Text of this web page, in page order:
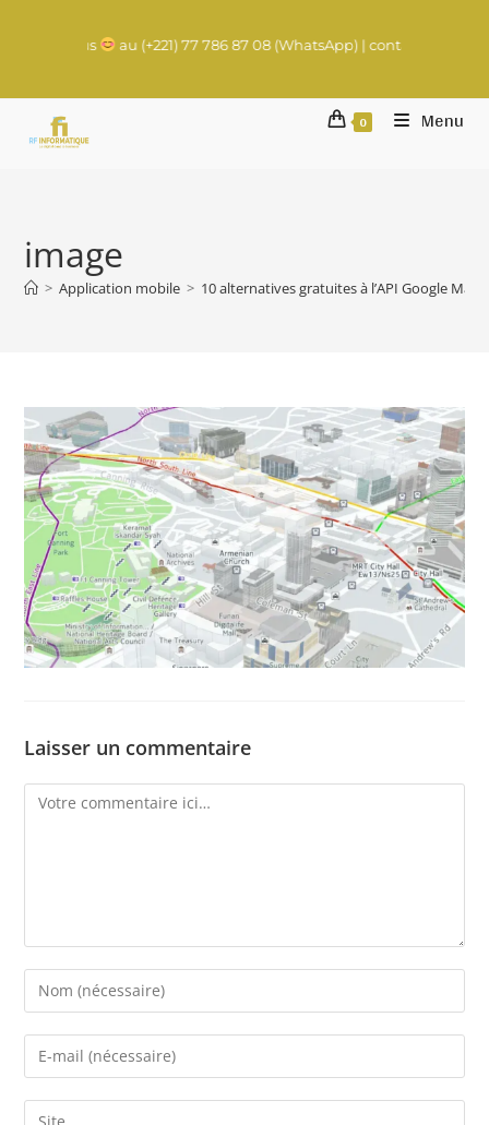
au (+221) 77 786 87 08 (WhatsApp) | contact@rachadifils.com
0 Menu
image
> Application mobile > 10 alternatives gratuites à l’API Google Maps
Laisser un commentaire